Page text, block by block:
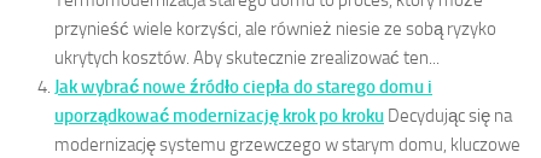
przynieść wiele korzyści, ale również niesie ze sobą ryzyko
ukrytych kosztów. Aby skutecznie zrealizować ten...
Jak wybrać nowe źródło ciepła do starego domu i
uporządkować modernizację krok po kroku Decydując się na
modernizację systemu grzewczego w starym domu, kluczowe